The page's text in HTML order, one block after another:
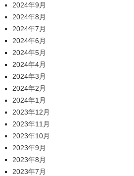
2024年9月
2024年8月
2024年7月
2024年6月
2024年5月
2024年4月
2024年3月
2024年2月
2024年1月
2023年12月
2023年11月
2023年10月
2023年9月
2023年8月
2023年7月